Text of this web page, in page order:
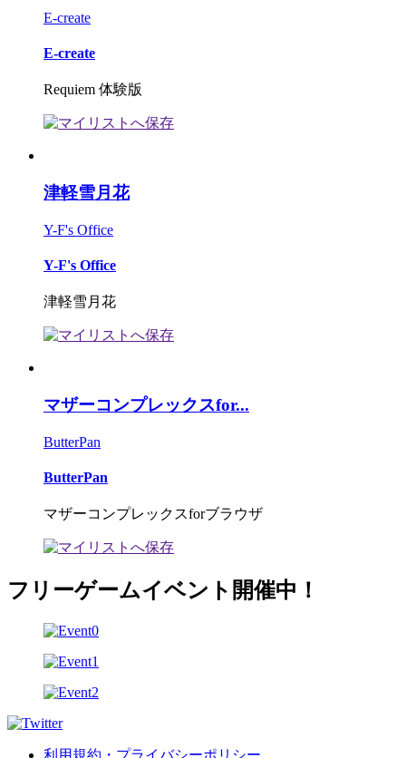
E-create
E-create
Requiem 体験版
津軽雪月花
Y-F's Office
Y-F's Office
津軽雪月花
マザーコンプレックスfor...
ButterPan
ButterPan
マザーコンプレックスforブラウザ
フリーゲームイベント開催中！
利用規約・プライバシーポリシー